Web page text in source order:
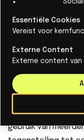
route in Friesland.
Overschakelen
De Eco-Runner XVI
microgasturbine,
gebruik van
Essentiële Cookies
Vereist voor
Externe Content
Externe content van